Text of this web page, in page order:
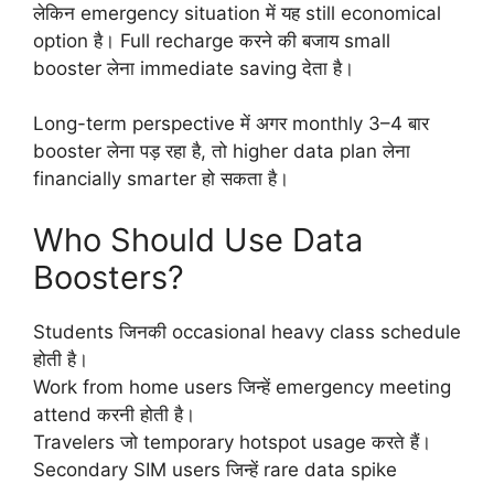
लेकिन emergency situation में यह still economical
option है। Full recharge करने की बजाय small
booster लेना immediate saving देता है।
Long-term perspective में अगर monthly 3–4 बार
booster लेना पड़ रहा है, तो higher data plan लेना
financially smarter हो सकता है।
Who Should Use Data
Boosters?
Students जिनकी occasional heavy class schedule
होती है।
Work from home users जिन्हें emergency meeting
attend करनी होती है।
Travelers जो temporary hotspot usage करते हैं।
Secondary SIM users जिन्हें rare data spike